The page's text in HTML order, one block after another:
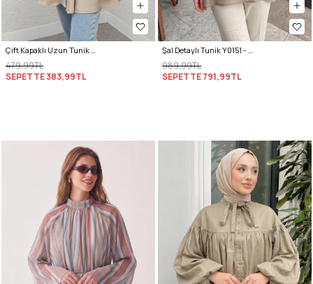
Çift Kapaklı Uzun Tunik 2277 - BEJ
479,99TL
SEPETTE383,99TL
Şal Detaylı Tunik Y0151 - VİZON
989,99TL
SEPETTE791,99TL